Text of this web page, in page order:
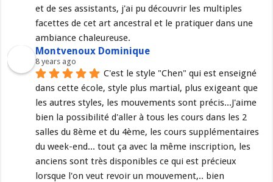
et de ses assistants, j'ai pu découvrir les multiples
facettes de cet art ancestral et le pratiquer dans une
ambiance chaleureuse.
Montvenoux Dominique
8 years ago
C'est le style "Chen" qui est enseigné
dans cette école, style plus martial, plus exigeant que
les autres styles, les mouvements sont précis...J'aime
bien la possibilité d'aller à tous les cours dans les 2
salles du 8ème et du 4ème, les cours supplémentaires
du week-end... tout ça avec la même inscription, les
anciens sont très disponibles ce qui est précieux
lorsque l'on veut revoir un mouvement,.. bien